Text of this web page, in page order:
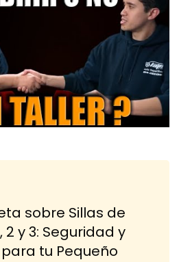
sobre Sillas de
2 y 3: Seguridad y
tu Pequeño